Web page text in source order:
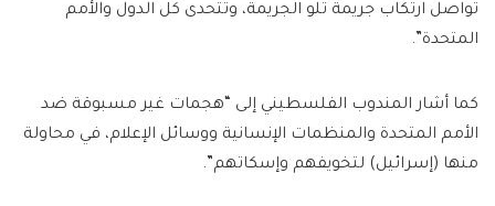
تواصل ارتكاب جريمة تلو الجريمة، وتتحدى كل الدول والأمم
المتحدة”.
كما أشار المندوب الفلسطيني إلى “هجمات غير مسبوقة ضد
الأمم المتحدة والمنظمات الإنسانية ووسائل الإعلام، في محاولة
منها (إسرائيل) لتخويفهم وإسكاتهم”.